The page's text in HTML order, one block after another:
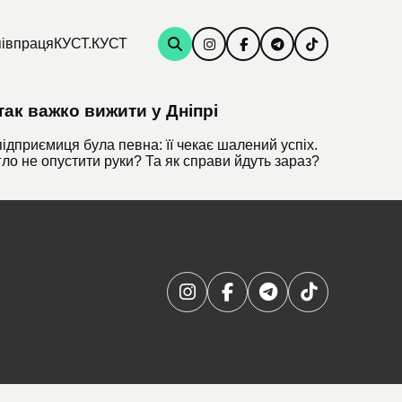
КУСТ.КУСТ
важко вижити у Дніпрі
була певна: її чекає шалений успіх.
не опустити руки? Та як справи йдуть зараз?